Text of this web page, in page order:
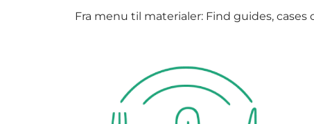
Fra menu til materialer: Find guides,